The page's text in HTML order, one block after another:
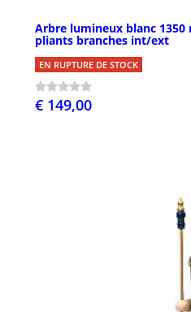
Arbre lumineux blanc 1350
pliants branches int/ext
EN RUPTURE DE STOCK
€ 149,00